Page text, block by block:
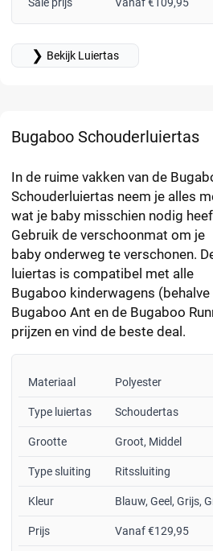
❯ Bekijk Luiertas
Bugaboo Schouderluiertas
In de ruime vakken van de
Schouderluiertas neem je alles
wat je baby misschien nodig
Gebruik de verschoonmat om je
baby onderweg te verschonen.
luiertas is compatibel met alle
Bugaboo kinderwagens (behalve
Bugaboo Ant en de Bugaboo
prijzen en vind de beste deal.
Materiaal Polyester
Type luiertas Schoudertas
Grootte Groot, Middel
Type sluiting Ritssluiting
Kleur Blauw, Geel, Grijs,
Prijs Vanaf €129,95